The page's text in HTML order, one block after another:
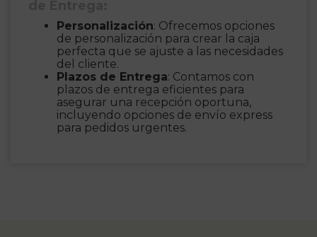
Personalización: Ofrecemos opciones
de personalización para crear la caja
perfecta que se ajuste a las necesidades
del cliente.
Plazos de Entrega: Contamos con
plazos de entrega eficientes para
asegurar una recepción oportuna,
incluyendo opciones de envío express
para pedidos urgentes.